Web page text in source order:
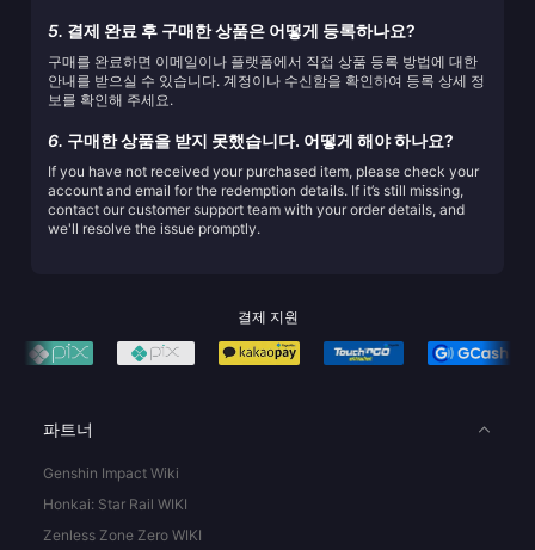
5. 결제 완료 후 구매한 상품은 어떻게 등록하나요?
구매를 완료하면 이메일이나 플랫폼에서 직접 상품 등록 방법에 대한
안내를 받으실 수 있습니다. 계정이나 수신함을 확인하여 등록 상세 정
보를 확인해 주세요.
6. 구매한 상품을 받지 못했습니다. 어떻게 해야 하나요?
If you have not received your purchased item, please check your
account and email for the redemption details. If it’s still missing,
contact our customer support team with your order details, and
we'll resolve the issue promptly.
결제 지원
파트너
Genshin Impact Wiki
Honkai: Star Rail WIKI
Zenless Zone Zero WIKI